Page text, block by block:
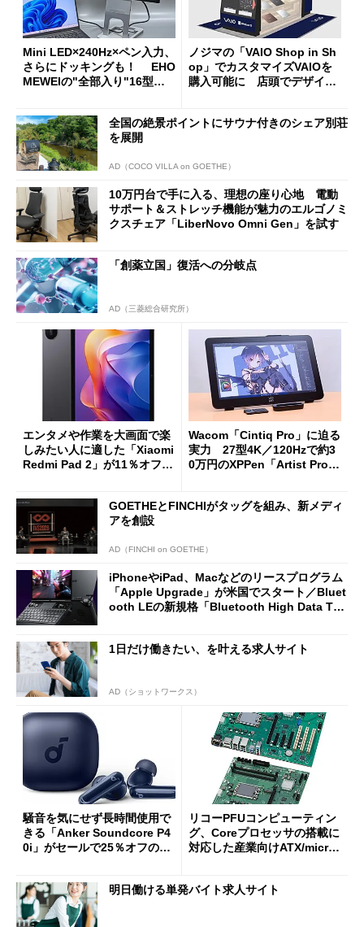
Mini LED×240Hz×ペン入力、
さらにドッキングも！ EHO
MEWEIの"全部入り"16型モ
ノジマの「VAIO Shop in Sh
op」でカスタマイズVAIOを
購入可能に 店頭でデザイン
全国の絶景ポイントにサウナ付きのシェア別荘
を展開
AD（COCO VILLA on GOETHE）
10万円台で手に入る、理想の座り心地 電動
サポート＆ストレッチ機能が魅力のエルゴノミ
クスチェア「LiberNovo Omni Gen」を試す
「創薬立国」復活への分岐点
AD（三菱総合研究所）
エンタメや作業を大画面で楽
しみたい人に適した「Xiaomi
Redmi Pad 2」が11％オフの
Wacom「Cintiq Pro」に迫る
実力 27型4K／120Hzで約3
0万円のXPPen「Artist Pro 2
GOETHEとFINCHIがタッグを組み、新メディ
アを創設
AD（FINCHI on GOETHE）
iPhoneやiPad、Macなどのリースプログラム
「Apple Upgrade」が米国でスタート／Bluet
ooth LEの新規格「Bluetooth High Data Thr
1日だけ働きたい、を叶える求人サイト
AD（ショットワークス）
騒音を気にせず長時間使用で
きる「Anker Soundcore P4
0i」がセールで25％オフの59
リコーPFUコンピューティン
グ、Coreプロセッサの搭載に
対応した産業向けATX/micro
明日働ける単発バイト求人サイト